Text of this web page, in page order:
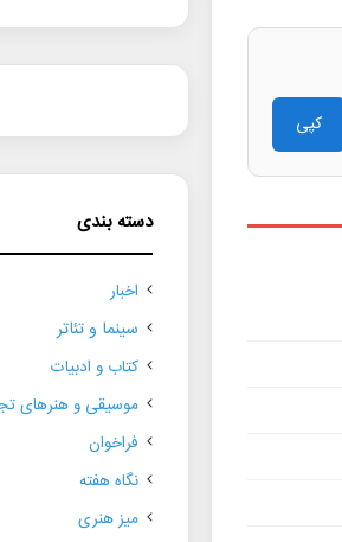
کپی
دسته بندی
اخبار
سینما و تئاتر
کتاب و ادبیات
موسیقی و هنرهای
فراخوان
نگاه هفته
میز هنری